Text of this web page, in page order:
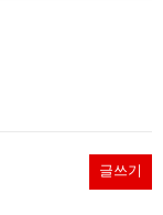
글쓰기